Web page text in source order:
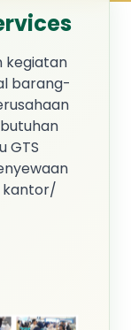
kegiatan
barang-
GTS
kantor/